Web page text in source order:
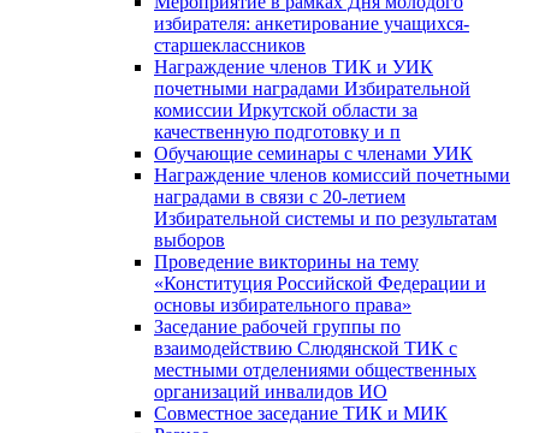
избирателя: анкетирование учащихся-
старшеклассников
Награждение членов ТИК и УИК
почетными наградами Избирательной
комиссии Иркутской области за
качественную подготовку и п
Обучающие семинары с членами УИК
Награждение членов комиссий почетными
наградами в связи с 20-летием
Избирательной системы и по результатам
выборов
Проведение викторины на тему
«Конституция Российской Федерации и
основы избирательного права»
Заседание рабочей группы по
взаимодействию Слюдянской ТИК с
местными отделениями общественных
организаций инвалидов ИО
Совместное заседание ТИК и МИК